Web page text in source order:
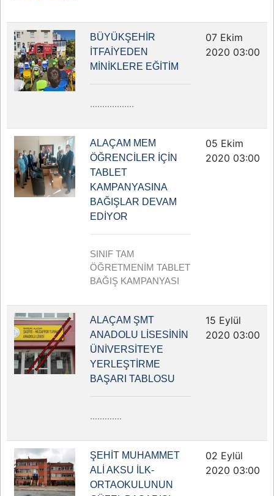
BÜYÜKŞEHİR
İTFAİYEDEN
MİNİKLERE EĞİTİM
..................
07 Ekim
2020 03:00
ALAÇAM MEM
ÖĞRENCİLER İÇİN
TABLET
KAMPANYASINA
BAĞIŞLAR DEVAM
EDİYOR
SINIF TAM
ÖĞRETMENİM TABLET
BAĞIŞ KAMPANYASI
05 Ekim
2020 03:00
ALAÇAM ŞMT
ANADOLU LİSESİNİN
ÜNİVERSİTEYE
YERLEŞTİRME
BAŞARI TABLOSU
.............
15 Eylül
2020 03:00
ŞEHİT MUHAMMET
ALİ AKSU İLK-
ORTAOKULUNUN
02 Eylül
2020 03:00